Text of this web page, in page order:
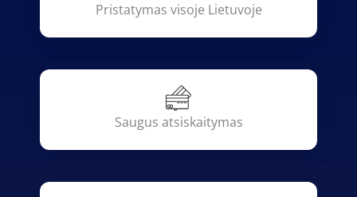
Pristatymas visoje Lietuvoje
Saugus atsiskaitymas